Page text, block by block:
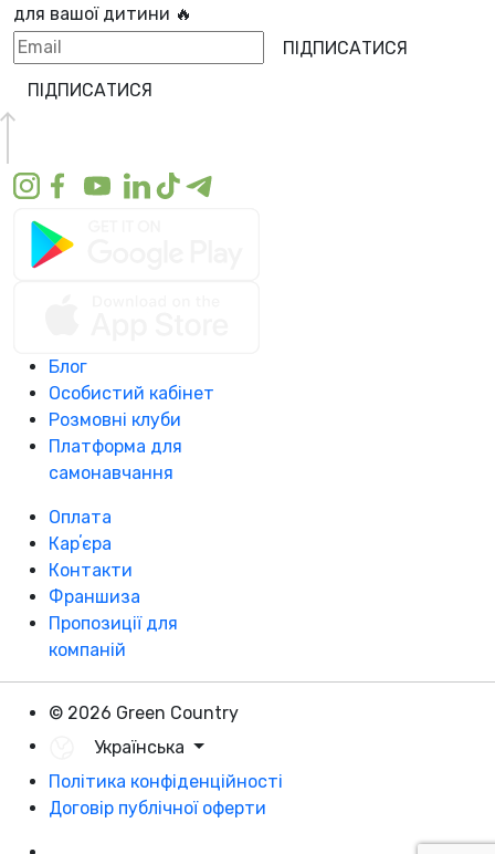
для вашої дитини 🔥
ПІДПИСАТИСЯ
ПІДПИСАТИСЯ
Блог
Особистий кабінет
Розмовні клуби
Платформа для
самонавчання
Оплата
Карʼєра
Контакти
Франшиза
Пропозиції для
компаній
© 2026 Green Country
Українська
Політика конфіденційності
Договір публічної оферти